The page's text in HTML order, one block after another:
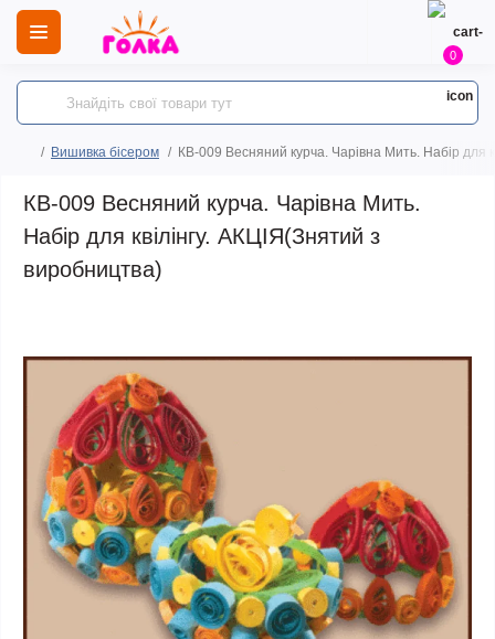
0
Вишивка бісером КВ-009 Весняний курча. Чарівна Мить. Набір для
КВ-009 Весняний курча. Чарівна Мить.
Набір для квілінгу. АКЦІЯ(Знятий з
виробництва)